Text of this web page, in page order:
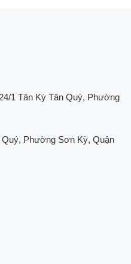
1 Tân Kỳ Tân Quý, Phường
Quý, Phường Sơn Kỳ, Quận